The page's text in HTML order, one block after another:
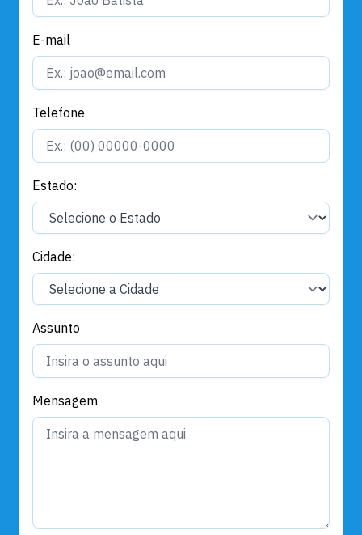
E-mail
Telefone
Estado:
Cidade:
Assunto
Mensagem